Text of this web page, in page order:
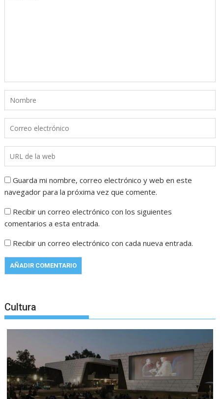
Guarda mi nombre, correo electrónico y web en este
navegador para la próxima vez que comente.
Recibir un correo electrónico con los siguientes
comentarios a esta entrada.
Recibir un correo electrónico con cada nueva entrada.
Cultura